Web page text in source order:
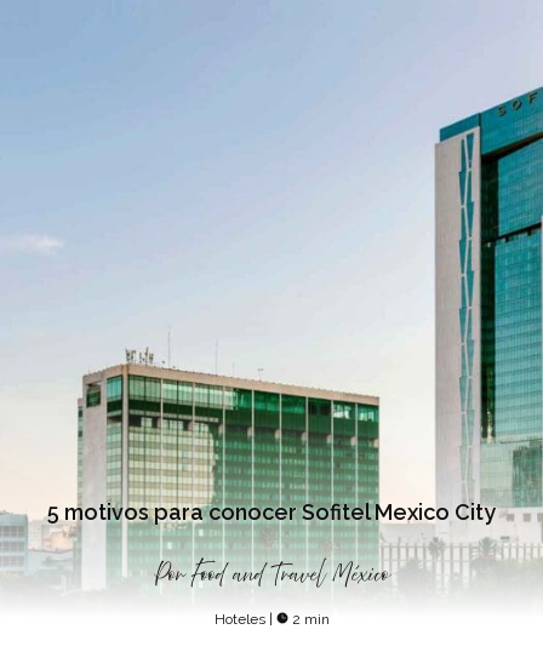
5 motivos para conocer Sofitel Mexico City
Por Food and Travel México
Hoteles | 2 min